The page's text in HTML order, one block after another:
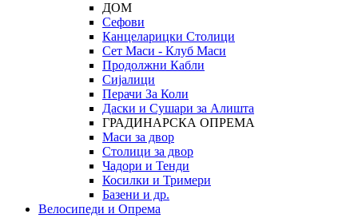
ДОМ
Сефови
Канцеларицки Столици
Сет Маси - Клуб Маси
Продолжни Кабли
Сијалици
Перачи За Коли
Даски и Сушари за Алишта
ГРАДИНАРСКА ОПРЕМА
Маси за двор
Столици за двор
Чадори и Тенди
Косилки и Тримери
Базени и др.
Велосипеди и Опрема